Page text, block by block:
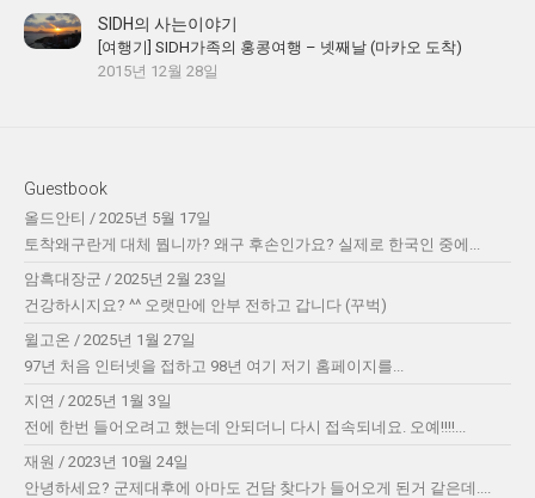
SIDH의 사는이야기
[여행기] SIDH가족의 홍콩여행 – 넷째날 (마카오 도착)
2015년 12월 28일
Guestbook
올드안티 / 2025년 5월 17일
토착왜구란게 대체 뭡니까? 왜구 후손인가요? 실제로 한국인 중에...
암흑대장군 / 2025년 2월 23일
건강하시지요? ^^ 오랫만에 안부 전하고 갑니다 (꾸벅)
윌고온 / 2025년 1월 27일
97년 처음 인터넷을 접하고 98년 여기 저기 홈페이지를...
지연 / 2025년 1월 3일
전에 한번 들어오려고 했는데 안되더니 다시 접속되네요. 오예!!!!...
재원 / 2023년 10월 24일
안녕하세요? 군제대후에 아마도 건담 찾다가 들어오게 된거 같은데....